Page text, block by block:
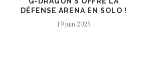
DÉFENSE ARENA EN SOLO !
19 juin 2025